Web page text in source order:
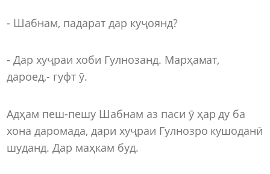
- Шабнам, падарат дар куҷоянд?
- Дар хуҷраи хоби Гулнозанд. Марҳамат,
дароед,- гуфт ӯ.
Адҳам пеш-пешу Шабнам аз паси ӯ ҳар ду ба
хона даромада, дари хуҷраи Гулнозро кушоданӣ
шуданд. Дар маҳкам буд.